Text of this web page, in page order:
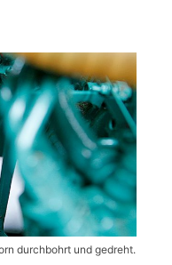
durchbohrt und gedreht.